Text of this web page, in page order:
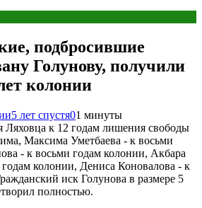
подбросившие
Голунову, получили
колонии
5 лет спустя01 минуты
Ляховца к 12 годам лишения свободы
Максима Уметбаева - к восьми
- к восьми годам колонии, Акбара
колонии, Дениса Коновалова - к
иск Голунова в размере 5
полностью.